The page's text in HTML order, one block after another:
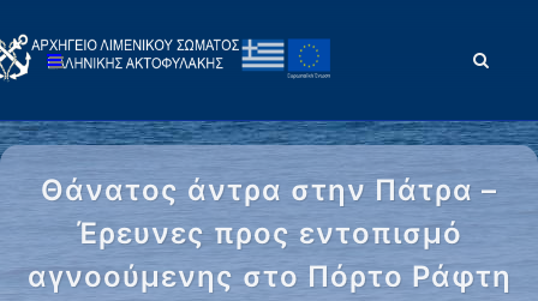
Θάνατος άντρα στην Πάτρα –
Έρευνες προς εντοπισμό
αγνοούμενης στο Πόρτο Ράφτη